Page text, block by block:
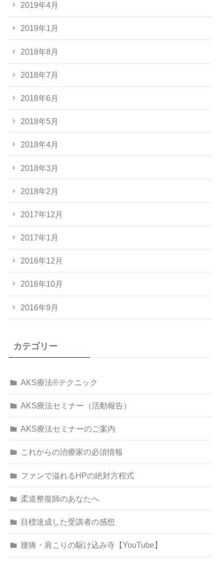
2019年4月
2019年1月
2018年8月
2018年7月
2018年6月
2018年5月
2018年4月
2018年3月
2018年2月
2017年12月
2017年1月
2016年12月
2016年10月
2016年9月
カテゴリー
AKS療法®テクニック
AKS療法セミナー（活動報告）
AKS療法セミナーのご案内
これからの治療家の必須情報
ファンで溢れるHPの絶対方程式
柔道整復師のあなたへ
目標達成した受講者の感想
腰痛・肩こりの駆け込み寺【YouTube】